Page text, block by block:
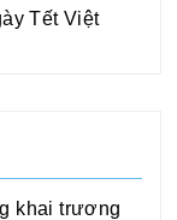
Tết Việt
khai trương